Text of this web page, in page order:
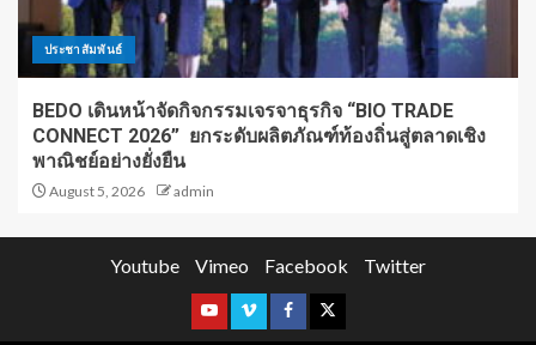
ประชาสัมพันธ์
BEDO เดินหน้าจัดกิจกรรมเจรจาธุรกิจ “BIO TRADE
CONNECT 2026” ยกระดับผลิตภัณฑ์ท้องถิ่นสู่ตลาดเชิง
พาณิชย์อย่างยั่งยืน
August 5, 2026 admin
Youtube Vimeo Facebook Twitter